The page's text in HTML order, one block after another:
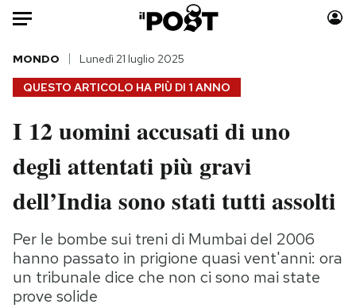
Auto
HOME
Italia
Politica
Tecnologia
Scienza
Cultura
Economia
Moda
Consumismi
Storie/Idee
Media
Europa
QUESTO ARTICOLO HA PIÙ DI 1 ANNO
MONDO Lunedì 21 luglio 2025
I 12 uomini accusati di uno
degli attentati più gravi
dell’India sono stati tutti assolti
Per le bombe sui treni di Mumbai del 2006
hanno passato in prigione quasi vent'anni: ora
un tribunale dice che non ci sono mai state
prove solide